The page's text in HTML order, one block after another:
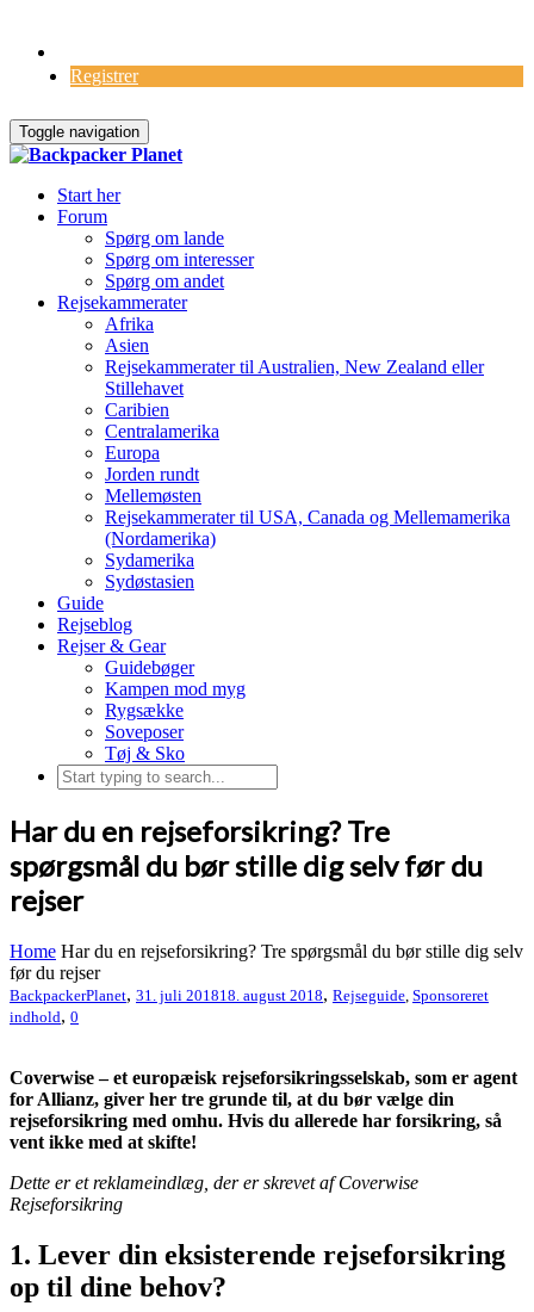
Registrer
Toggle navigation
Start her
Forum
Spørg om lande
Spørg om interesser
Spørg om andet
Rejsekammerater
Afrika
Asien
Rejsekammerater til Australien, New Zealand eller
Stillehavet
Caribien
Centralamerika
Europa
Jorden rundt
Mellemøsten
Rejsekammerater til USA, Canada og Mellemamerika
(Nordamerika)
Sydamerika
Sydøstasien
Guide
Rejseblog
Rejser & Gear
Guidebøger
Kampen mod myg
Rygsække
Soveposer
Tøj & Sko
Har du en rejseforsikring? Tre
spørgsmål du bør stille dig selv før du
rejser
Home Har du en rejseforsikring? Tre spørgsmål du bør stille dig selv
før du rejser
BackpackerPlanet, 31. juli 201818. august 2018, Rejseguide Sponsoreret
indhold, 0
Coverwise – et europæisk rejseforsikringsselskab, som er agent
for Allianz, giver her tre grunde til, at du bør vælge din
rejseforsikring med omhu. Hvis du allerede har forsikring, så
vent ikke med at skifte!
Dette er et reklameindlæg, der er skrevet af Coverwise
Rejseforsikring
1. Lever din eksisterende rejseforsikring
op til dine behov?